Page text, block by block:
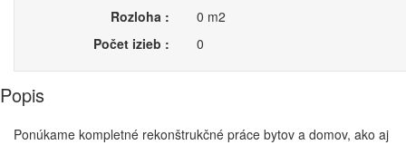
Rozloha :
0 m2
Počet izieb :
0
Popis
Ponúkame kompletné rekonštrukčné práce bytov a domov, ako aj